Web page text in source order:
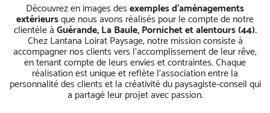
Découvrez en images desexemples d’aménagements
extérieursque nous avons réalisés pour le compte de notre
clientèle àGuérande, La Baule, Pornichet et alentours (44).
Chez Lantana Loirat Paysage, notre mission consiste à
accompagner nos clients vers l’accomplissement de leur rêve,
en tenant compte de leurs envies et contraintes. Chaque
réalisation est unique et reflète l’association entre la
personnalité des clients et la créativité du paysagiste-conseil qui
a partagé leur projet avec passion.